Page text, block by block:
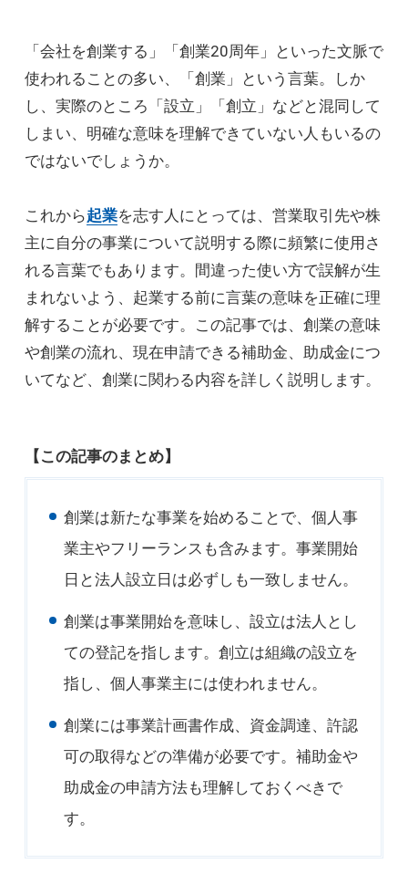
「会社を創業する」「創業20周年」といった文脈で
使われることの多い、「創業」という言葉。しか
し、実際のところ「設立」「創立」などと混同して
しまい、明確な意味を理解できていない人もいるの
ではないでしょうか。
これから起業を志す人にとっては、営業取引先や株
主に自分の事業について説明する際に頻繁に使用さ
れる言葉でもあります。間違った使い方で誤解が生
まれないよう、起業する前に言葉の意味を正確に理
解することが必要です。この記事では、創業の意味
や創業の流れ、現在申請できる補助金、助成金につ
いてなど、創業に関わる内容を詳しく説明します。
【この記事のまとめ】
創業は新たな事業を始めることで、個人事
業主やフリーランスも含みます。事業開始
日と法人設立日は必ずしも一致しません。
創業は事業開始を意味し、設立は法人とし
ての登記を指します。創立は組織の設立を
指し、個人事業主には使われません。
創業には事業計画書作成、資金調達、許認
可の取得などの準備が必要です。補助金や
助成金の申請方法も理解しておくべきで
す。